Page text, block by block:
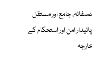
جامع اور مستقل
امن اور استحکام کے